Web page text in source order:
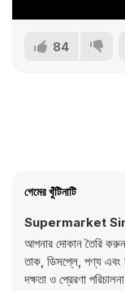
84
গেমের খুঁটিনাটি
Supermarket
আপনার দোকান তৈরি
তাক, ডিসপ্লে, পণ্য এবং
দক্ষতা ও প্রেরণা